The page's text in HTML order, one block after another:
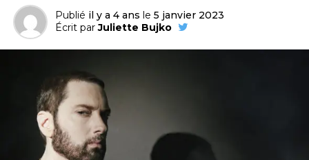
Publié il y a 4 ans le 5 janvier 2023
Écrit par Juliette Bujko